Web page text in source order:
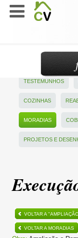
TESTEMUNHOS
COZINHAS
MORADIAS
PROJETOS E
VOLTAR A
VOLTAR A MORADIAS